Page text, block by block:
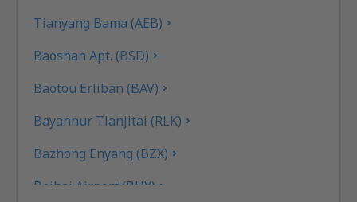
Tianyang Bama (AEB)
Baoshan Apt. (BSD)
Baotou Erliban (BAV)
Bayannur Tianjitai (RLK)
Bazhong Enyang (BZX)
Beihai Airport (BHY)